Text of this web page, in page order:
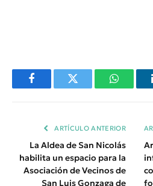
FacebookTwitter
ARTÍCULO ANTERIOR
La Aldea de San Nicolás
habilita un espacio para la
Asociación de Vecinos de
San Luis Gonzaga de